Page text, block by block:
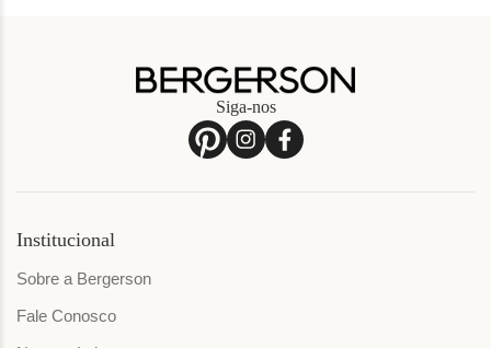
Siga-nos
Institucional
Sobre a Bergerson
Fale Conosco